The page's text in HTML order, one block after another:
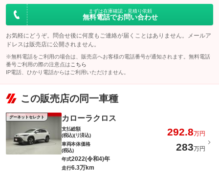
まずは在庫確認・見積り依頼
無料電話でお問い合わせ
お気軽にどうぞ。問合せ後に何度もご連絡が届くことはありません。メールア
ドレスは販売店に公開されません。
※無料電話をご利用の場合は、販売店へお客様の電話番号が通知されます。無料電話
番号ご利用の際の注意点は こちら
IP電話、ひかり電話からはご利用いただけません。
この販売店の同一車種
グーネットセレクト カローラクロス
支払総額
(税込)(リ済込)
292.8万円
車両本体価格
(税込)
283万円
年式2022(令和4)年
走行6.3万km